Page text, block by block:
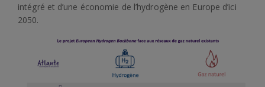
intégré et d’une économie de l’hydrogène en Europe d’ici
2050.